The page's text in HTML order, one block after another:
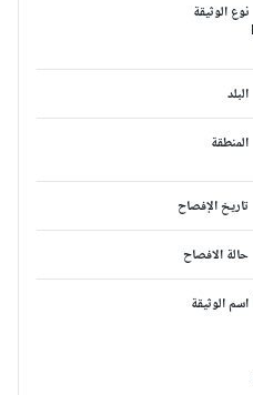
الوثيقة
الإفصاح
الافصاح
الوثيقة